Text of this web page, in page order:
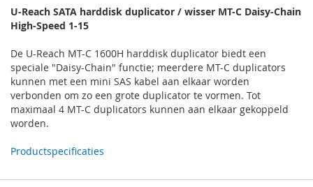
U-Reach SATA harddisk duplicator / wisser MT-C Daisy-Chain
High-Speed 1-15
De U-Reach MT-C 1600H harddisk duplicator biedt een
speciale "Daisy-Chain" functie; meerdere MT-C duplicators
kunnen met een mini SAS kabel aan elkaar worden
verbonden om zo een grote duplicator te vormen. Tot
maximaal 4 MT-C duplicators kunnen aan elkaar gekoppeld
worden.
Productspecificaties